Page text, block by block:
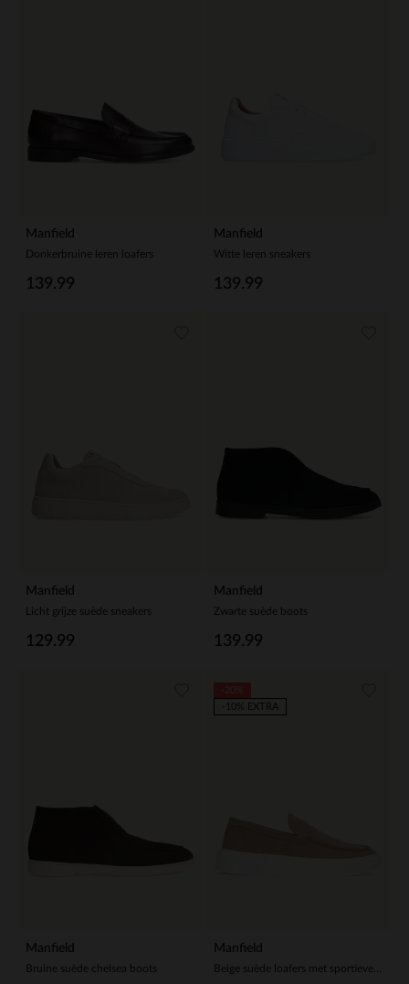
Manfield
Donkerbruine leren loafers
139.99
Manfield
Witte leren sneakers
139.99
Manfield
Licht grijze suède sneakers
129.99
Manfield
Zwarte suède boots
139.99
Manfield
Bruine suède chelsea boots
Manfield
-10% EXTRA